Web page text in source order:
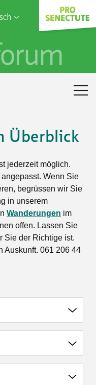
Überblick
jederzeit möglich.
Wenn Sie
begrüssen wir Sie
in unserem
Wanderungen im
offen. Lassen Sie
Sie der Richtige ist.
Auskunft. 061 206 44